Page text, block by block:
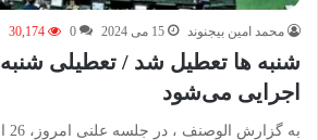
محمد امین بیجنوند 15 می 2024 0
30,174
شنبه ها تعطیل شد / تعطیلی شنبه
اجرایی می‌شود